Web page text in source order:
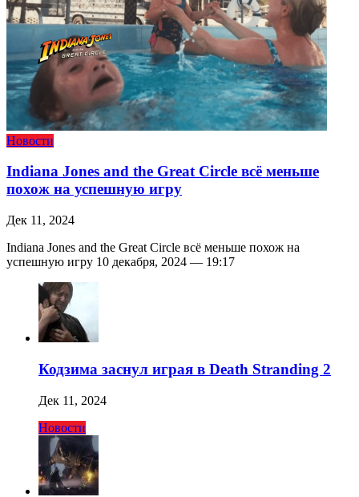
Новости
Indiana Jones and the Great Circle всё меньше
похож на успешную игру
Дек 11, 2024
Indiana Jones and the Great Circle всё меньше похож на
успешную игру 10 декабря, 2024 — 19:17
Кодзима заснул играя в Death Stranding 2
Дек 11, 2024
Новости